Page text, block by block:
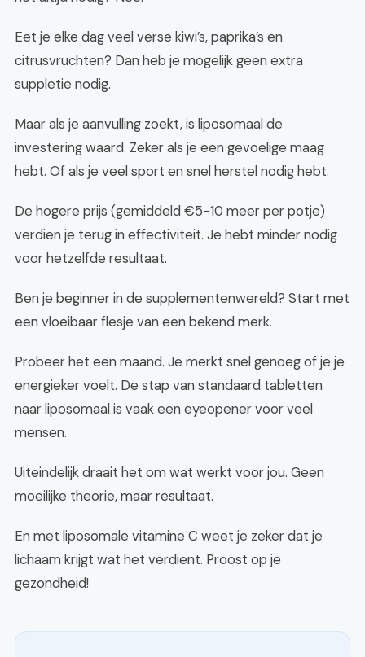
Eet je elke dag veel verse kiwi’s, paprika’s en
citrusvruchten? Dan heb je mogelijk geen extra
suppletie nodig.
Maar als je aanvulling zoekt, is liposomaal de
investering waard. Zeker als je een gevoelige maag
hebt. Of als je veel sport en snel herstel nodig hebt.
De hogere prijs (gemiddeld €5-10 meer per potje)
verdien je terug in effectiviteit. Je hebt minder nodig
voor hetzelfde resultaat.
Ben je beginner in de supplementenwereld? Start met
een vloeibaar flesje van een bekend merk.
Probeer het een maand. Je merkt snel genoeg of je je
energieker voelt. De stap van standaard tabletten
naar liposomaal is vaak een eyeopener voor veel
mensen.
Uiteindelijk draait het om wat werkt voor jou. Geen
moeilijke theorie, maar resultaat.
En met liposomale vitamine C weet je zeker dat je
lichaam krijgt wat het verdient. Proost op je
gezondheid!